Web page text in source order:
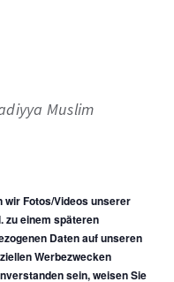
Muslim
Fotos/Videos unserer
zu einem späteren
Daten auf unseren
Werbezwecken
sein, weisen Sie